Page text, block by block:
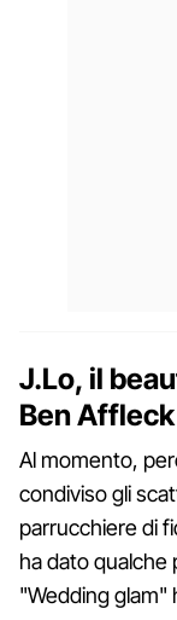
J.Lo, il
Ben Affleck
Al momento,
condiviso gli
parrucchiere di
ha dato qualche
"Wedding glam"